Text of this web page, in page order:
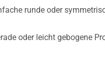
runde oder
oder leicht gebogene